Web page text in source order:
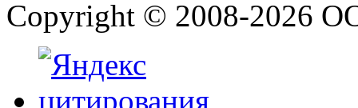
Copyright © 2008-2026